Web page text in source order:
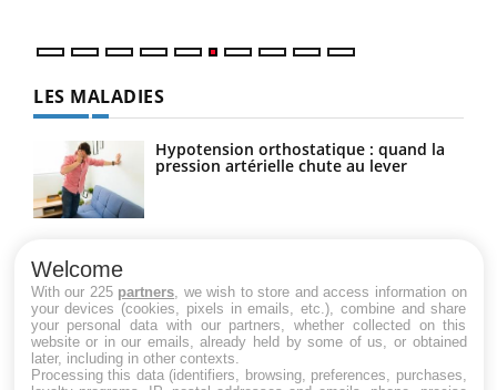
LES MALADIES
Hypotension orthostatique : quand la
pression artérielle chute au lever
Maladie de Charcot (Sclérose latérale
amyotrophique)
Welcome
With our 225 partners , we wish to store and access information on
your devices (cookies, pixels in emails, etc.), combine and share
your personal data with our partners, whether collected on this
website or in our emails, already held by some of us, or obtained
later, including in other contexts.
Processing this data (identifiers, browsing, preferences, purchases,